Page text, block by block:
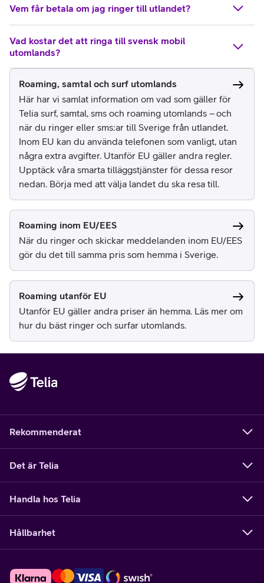
Vem får betala om jag ringer till utlandet?
Vad kostar det att ringa till svensk mobil
utomlands?
Roaming, samtal och surf utomlands
Här har vi samlat information om vad som gäller för
Telia surf, samtal, sms och roaming utomlands – och
när du ringer eller sms:ar till Sverige från utlandet.
Inom EU kan du använda telefonen som vanligt, utan
några extra avgifter. Utanför EU gäller andra regler.
Upptäck våra smarta tilläggstjänster för dessa resor
nedan. Börja med att välja landet du ska resa till.
Roaming inom EU/EES
När du ringer och skickar meddelanden inom EU/EES
gör du det till samma pris som hemma i Sverige.
Roaming utanför EU
Utanför EU gäller andra priser än hemma. Läs mer om
hur du bäst ringer och surfar utomlands.
Rekommenderat
Det är Telia
Handla hos Telia
Hållbarhet